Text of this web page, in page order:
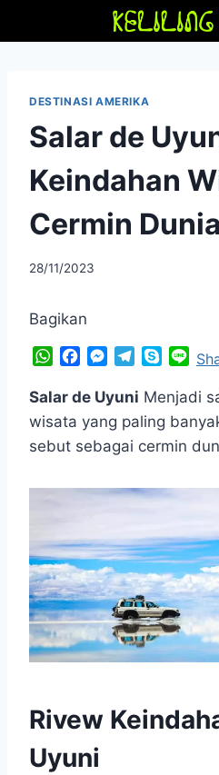
DESTINASI AMERIKA
Salar de
Keindahan
Cermin Dunia
By
28/11/2023
Bagikan
W
a
t
A
c
e
b
o
k
M
s
s
e
n
e
l
e
r
m
y
p
e
n
e
Salar de Uyuni Menjadi
wisata yang paling
sebut sebagai cermin
Rivew
Uyuni